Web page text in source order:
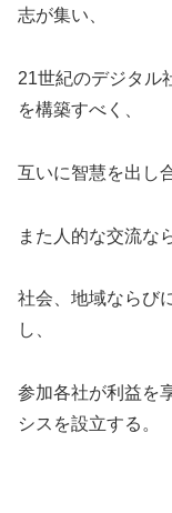
志が集い、
21世紀のデジタル
を構築すべく、
互いに智慧を出し
また人的な交流な
社会、地域ならび
し、
参加各社が利益を
シスを設立する。